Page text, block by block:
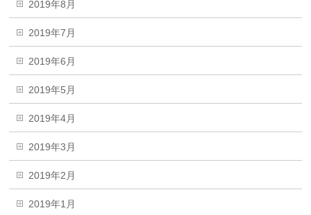
2019年8月
2019年7月
2019年6月
2019年5月
2019年4月
2019年3月
2019年2月
2019年1月